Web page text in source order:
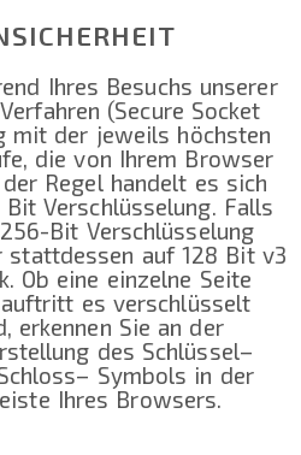
Ihres Besuchs unserer
(Secure Socket
mit der jeweils höchsten
die von Ihrem Browser
Regel handelt es sich
Verschlüsselung. Falls
Bit Verschlüsselung
auf 128 Bit v3
Ob eine einzelne Seite
es verschlüsselt
erkennen Sie an der
des Schlüssel–
Symbols in der
Ihres Browsers.